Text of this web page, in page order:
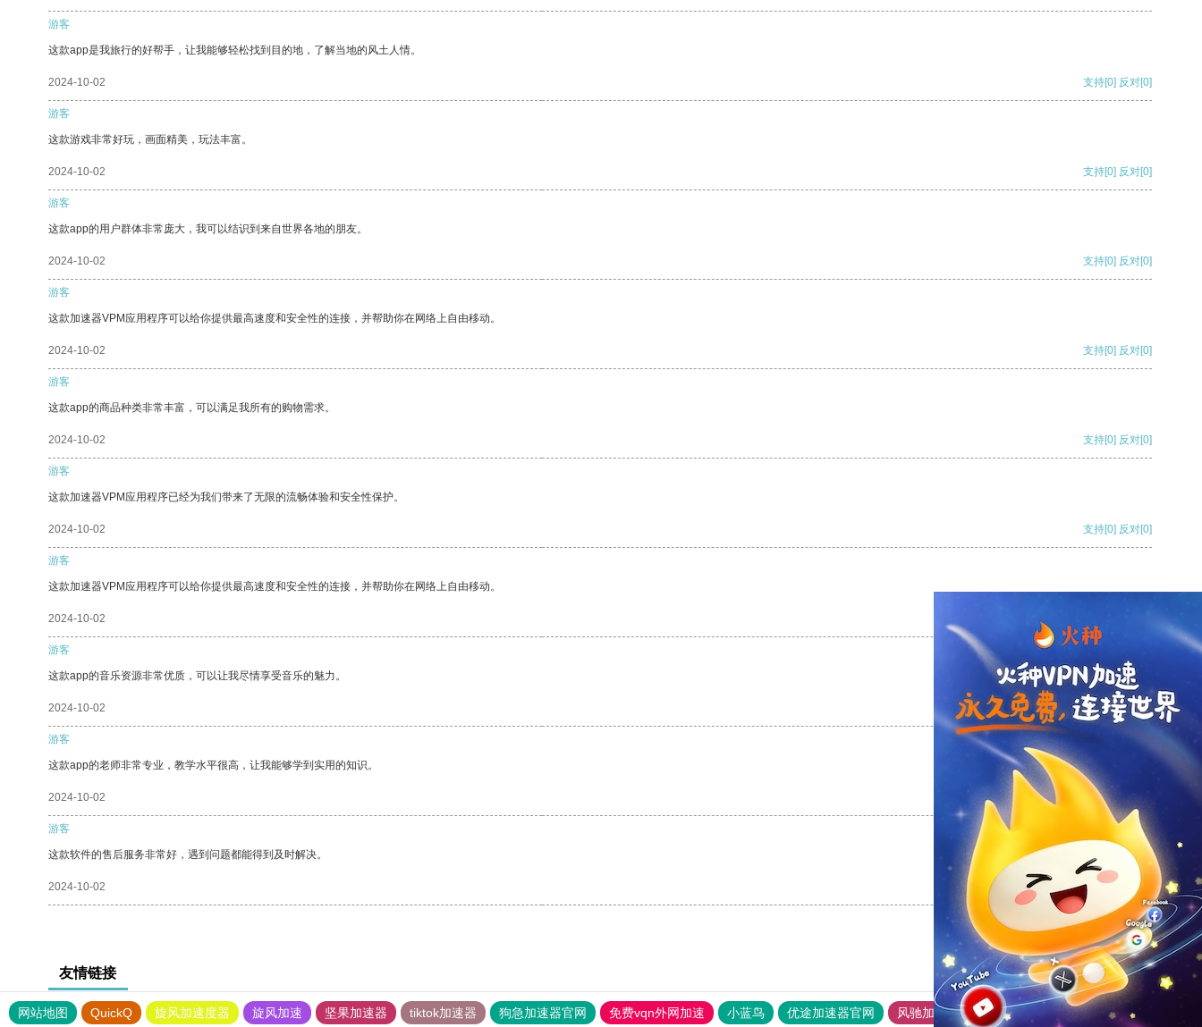
游客
这款app是我旅行的好帮手，让我能够轻松找到目的地，了解当地的风土人情。
2024-10-02 支持[0] 反对[0]
游客
这款游戏非常好玩，画面精美，玩法丰富。
2024-10-02 支持[0] 反对[0]
游客
这款app的用户群体非常庞大，我可以结识到来自世界各地的朋友。
2024-10-02 支持[0] 反对[0]
游客
这款加速器VPM应用程序可以给你提供最高速度和安全性的连接，并帮助你在网络上自由移动。
2024-10-02 支持[0] 反对[0]
游客
这款app的商品种类非常丰富，可以满足我所有的购物需求。
2024-10-02 支持[0] 反对[0]
游客
这款加速器VPM应用程序已经为我们带来了无限的流畅体验和安全性保护。
2024-10-02 支持[0] 反对[0]
游客
这款加速器VPM应用程序可以给你提供最高速度和安全性的连接，并帮助你在网络上自由移动。
2024-10-02
游客
这款app的音乐资源非常优质，可以让我尽情享受音乐的魅力。
2024-10-02 支持 [0] 反对[0]
游客
这款app的老师非常专业，教学水平很高，让我能够学到实用的知识。
2024-10-02 支持[0] 反对
游客
这款软件的售后服务非常好，遇到问题都能得到及时解决。
2024-10-02 支持[0] 反对[0]
友情链接
网站地图 QuickQ 旋风加速度器 旋风加速 坚果加速器 tiktok加速器 狗急加速器官网 免费vqn外网加速 小蓝鸟 优途加速器官网 风驰加速器 旋风加速器